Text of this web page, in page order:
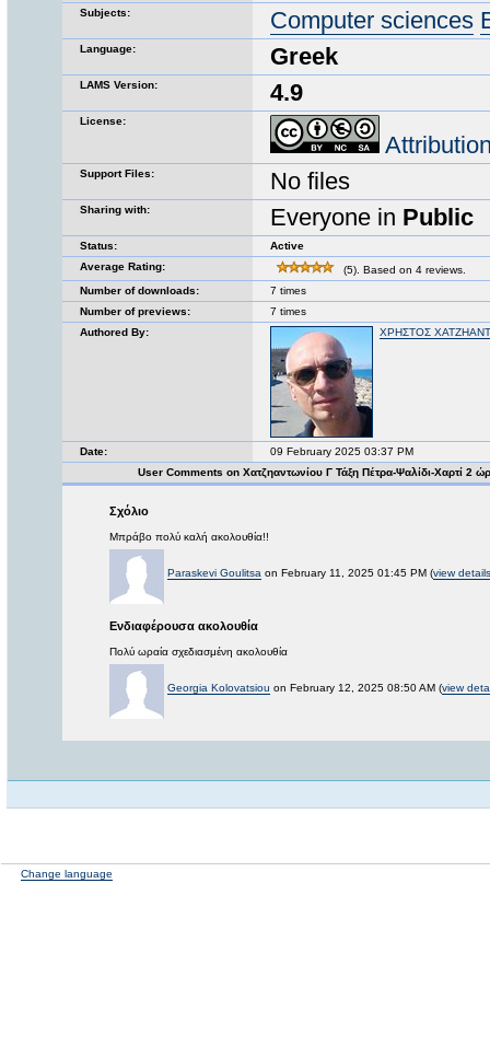
Subjects: Computer sciences
Language: Greek
LAMS Version: 4.9
License:
Support Files: No files
Sharing with: Everyone in Public
Status:
Active
Average Rating:
(5). Based on 4 reviews.
Number of downloads:
7 times
Number of previews:
7 times
Authored By:
ΧΡΗΣΤΟΣ
Date:
09 February 2025 03:37 PM
User Comments on Χατζηαντωνίου Γ Τάξη Πέτρα-Ψαλίδι-Χαρτί 2
Σχόλιο
Μπράβο πολύ καλή ακολουθία!!
Paraskevi Goulitsa on February 11, 2025 01:45 PM (view details
Ενδιαφέρουσα ακολουθία
Πολύ ωραία σχεδιασμένη ακολουθία
Georgia Kolovatsiou on February 12, 2025 08:50 AM (view
Change language